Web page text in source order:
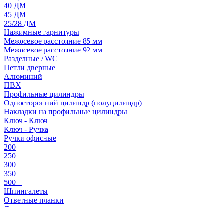
40 ДМ
45 ДМ
25/28 ДМ
Нажимные гарнитуры
Межосевое расстояние 85 мм
Межосевое расстояние 92 мм
Разделные / WC
Петли дверные
Алюминий
ПВХ
Профильные цилиндры
Односторонний цилиндр (полуцилиндр)
Накладки на профильные цилиндры
Ключ - Ключ
Ключ - Ручка
Ручки офисные
200
250
300
350
500 +
Шпингалеты
Ответные планки